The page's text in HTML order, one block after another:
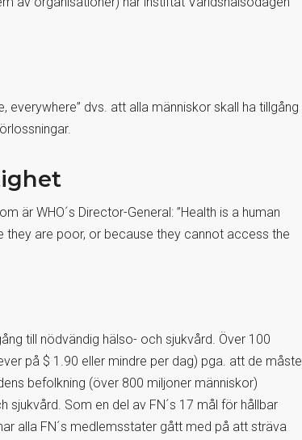
everywhere” dvs. att alla människor skall ha tillgång
är WHO´s Director-General: ”Health is a human
they are poor, or because they cannot access the
till nödvändig hälso- och sjukvård. Över 100
på $ 1.90 eller mindre per dag) pga. att de måste
befolkning (över 800 miljoner människor)
sjukvård. Som en del av FN´s 17 mål för hållbar
alla FN´s medlemsstater gått med på att sträva